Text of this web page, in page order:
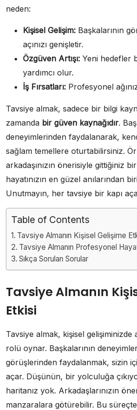
neden:
Kişisel Gelişim: Başkalarının
açınızı genişletir.
Özgüven Artışı: Yeni hedefler
yardımcı olur.
İş Fırsatları: Profesyonel
Tavsiye almak, sadece bir bilgi
zamanda bir güven kaynağıdır.
deneyimlerinden faydalanarak,
sağlam temellere oturtabilirsiniz.
arkadaşınızın önerisiyle gittiğiniz
hayatınızın en güzel anılarından
Unutmayın, her tavsiye bir kapı
Table of Contents
Tavsiye Almanın Kişisel Gelişime
Tavsiye Almanın Profesyonel
Sıkça Sorulan Sorular
Tavsiye Almanın
Etkisi
Tavsiye almak, kişisel gelişiminizde
rolü oynar. Başkalarının
görüşlerinden faydalanmak, sizin
açar. Düşünün, bir yolculuğa
haritanız yok. Arkadaşlarınızın
manzaralara götürebilir. Bu